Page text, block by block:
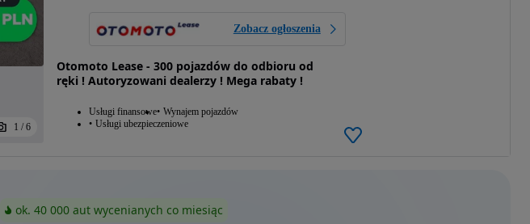
1 / 6
Zobacz ogłoszenia
Otomoto Lease - 300 pojazdów do odbioru od
ręki ! Autoryzowani dealerzy ! Mega rabaty !
Usługi finansowe Wynajem pojazdów
Usługi ubezpieczeniowe
ok. 40 000 aut wycenianych co miesiąc